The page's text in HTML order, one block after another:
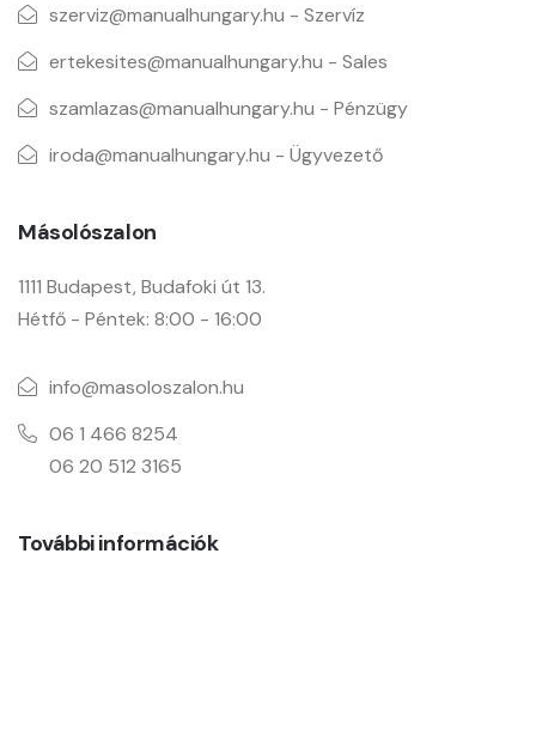
szerviz@manualhungary.hu - Szervíz
ertekesites@manualhungary.hu - Sales
szamlazas@manualhungary.hu - Pénzügy
iroda@manualhungary.hu - Ügyvezető
Másolószalon
1111 Budapest, Budafoki út 13.
Hétfő - Péntek: 8:00 - 16:00
info@masoloszalon.hu
06 1 466 8254
06 20 512 3165
További információk